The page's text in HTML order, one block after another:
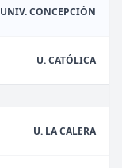
UNIV. CONCEPCIÓN
U. CATÓLICA
U. LA CALERA